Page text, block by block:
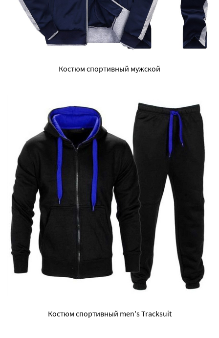
Костюм спортивный мужской
Костюм спортивный men's Tracksuit